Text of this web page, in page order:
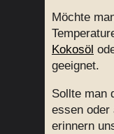
Möchte
Kokosöl
geeignet.
Sollte man
essen oder
erinnern